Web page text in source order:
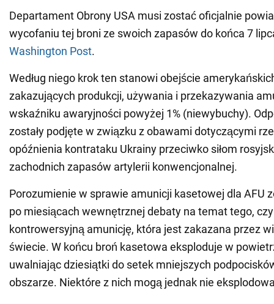
Departament Obrony USA musi zostać oficjalnie
wycofaniu tej broni ze swoich zapasów do końca 7
Washington Post.
Według niego krok ten stanowi obejście
zakazujących produkcji, używania i przekazywania
wskaźniku awaryjności powyżej 1% (niewybuchy).
zostały podjęte w związku z obawami dotyczącymi
opóźnienia kontrataku Ukrainy przeciwko siłom
zachodnich zapasów artylerii konwencjonalnej.
Porozumienie w sprawie amunicji kasetowej dla AFU
po miesiącach wewnętrznej debaty na temat tego,
kontrowersyjną amunicję, która jest zakazana przez
świecie. W końcu broń kasetowa eksploduje w
uwalniając dziesiątki do setek mniejszych
obszarze. Niektóre z nich mogą jednak nie